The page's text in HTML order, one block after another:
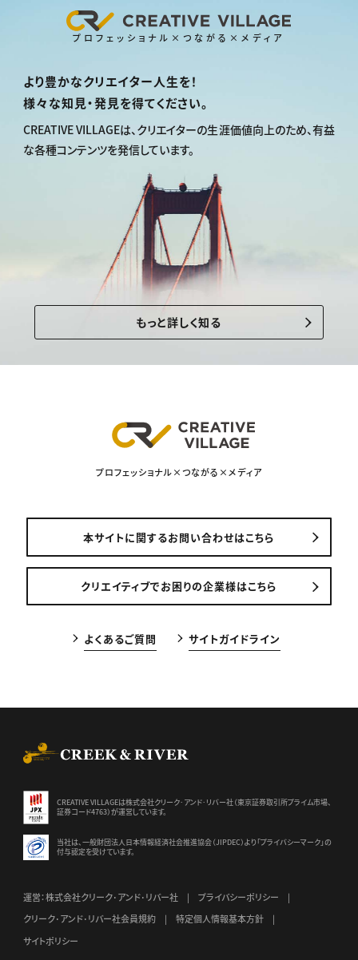
プロフェッショナル×つながる×メディア
より豊かなクリエイター人生を！
様々な知見・発見を得てください。
CREATIVE VILLAGEは、 クリエイターの生涯価値向上のため、有益
な各種コンテンツを発信しています。
もっと詳しく知る
プロフェッショナル×つながる×メディア
本サイトに関するお問い合わせはこちら
クリエイティブでお困りの企業様はこちら
よくあるご質問 サイトガイドライン
CREATIVE VILLAGEは株式会社クリーク･アンド･リバー社（東京証券取引所プライム市場、
証券コード4763）が運営しています。
当社は、一般財団法人日本情報経済社会推進協会（JIPDEC）より 「プライバシーマーク」の
付与認定を受けています。
運営：株式会社クリーク･アンド･リバー社
プライバシーポリシー
クリーク･アンド･リバー社会員規約
特定個人情報基本方針
サイトポリシー